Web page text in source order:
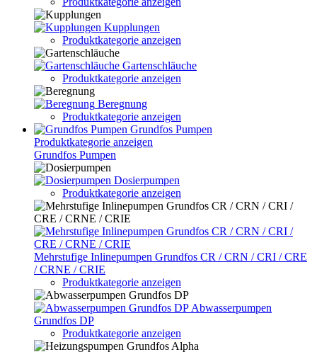
Kupplungen
Produktkategorie anzeigen
Gartenschläuche
Produktkategorie anzeigen
Beregnung
Produktkategorie anzeigen
Grundfos Pumpen
Produktkategorie anzeigen
Grundfos Pumpen
Dosierpumpen
Produktkategorie anzeigen
Mehrstufige Inlinepumpen Grundfos CR / CRN / CRI / CRE
/ CRNE / CRIE
Produktkategorie anzeigen
Abwasserpumpen
Grundfos DP
Produktkategorie anzeigen